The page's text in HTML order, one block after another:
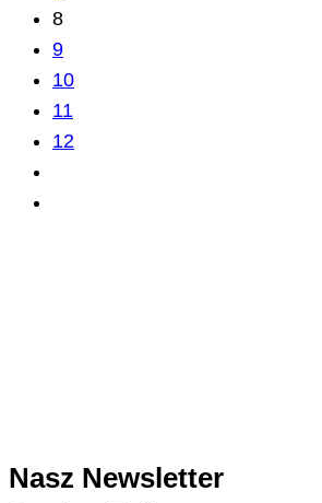
8
9
10
11
12
Nasz Newsletter